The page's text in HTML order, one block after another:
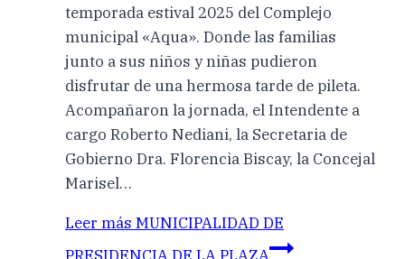
temporada estival 2025 del Complejo
municipal «Aqua». Donde las familias
junto a sus niños y niñas pudieron
disfrutar de una hermosa tarde de pileta.
Acompañaron la jornada, el Intendente a
cargo Roberto Nediani, la Secretaria de
Gobierno Dra. Florencia Biscay, la Concejal
Marisel…
Leer más MUNICIPALIDAD DE